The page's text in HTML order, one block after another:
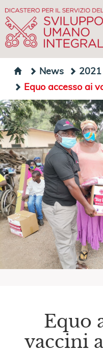
News
2021
Equo accesso ai
Equo
vaccini